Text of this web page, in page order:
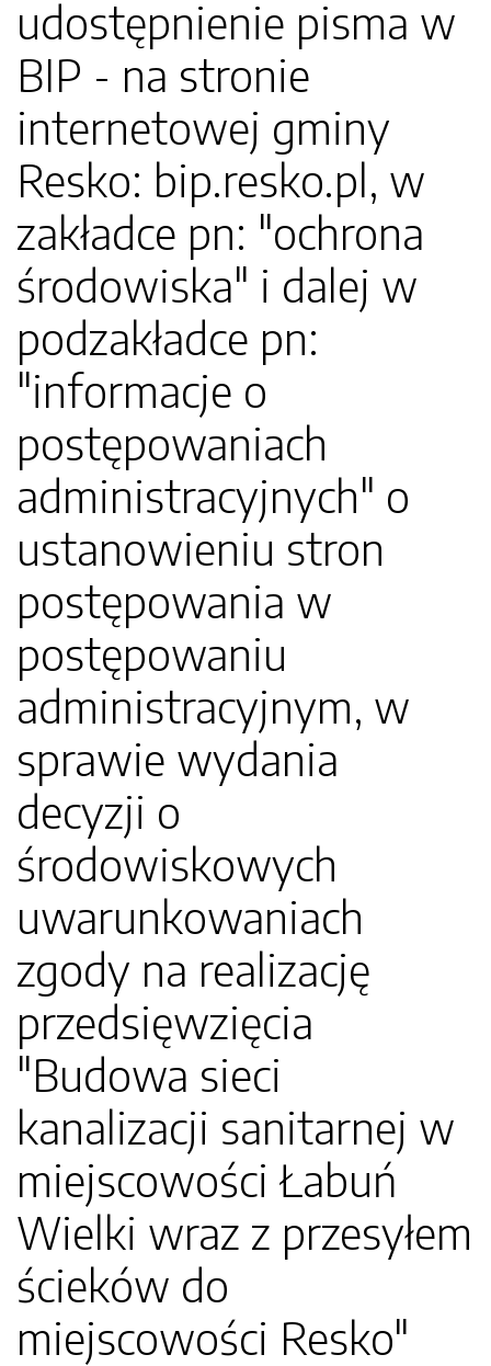
udostępnienie pisma w
BIP - na stronie
internetowej gminy
Resko: bip.resko.pl, w
zakładce pn: "ochrona
środowiska" i dalej w
podzakładce pn:
"informacje o
postępowaniach
administracyjnych" o
ustanowieniu stron
postępowania w
postępowaniu
administracyjnym, w
sprawie wydania
decyzji o
środowiskowych
uwarunkowaniach
zgody na realizację
przedsięwzięcia
"Budowa sieci
kanalizacji sanitarnej w
miejscowości Łabuń
Wielki wraz z przesyłem
ścieków do
miejscowości Resko"